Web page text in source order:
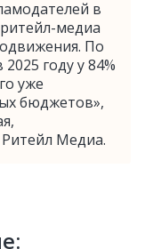
в
медиа
По
году у 84%
уже
бюджетов»,
Медиа.